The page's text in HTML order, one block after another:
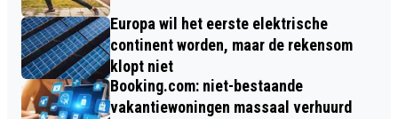
Europa wil het eerste elektrische
continent worden, maar de rekensom
klopt niet
Booking.com: niet-bestaande
vakantiewoningen massaal verhuurd